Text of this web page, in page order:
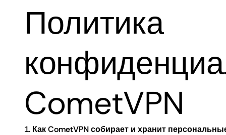
Политика
CometVPN
1. Как CometVPN собирает и хранит